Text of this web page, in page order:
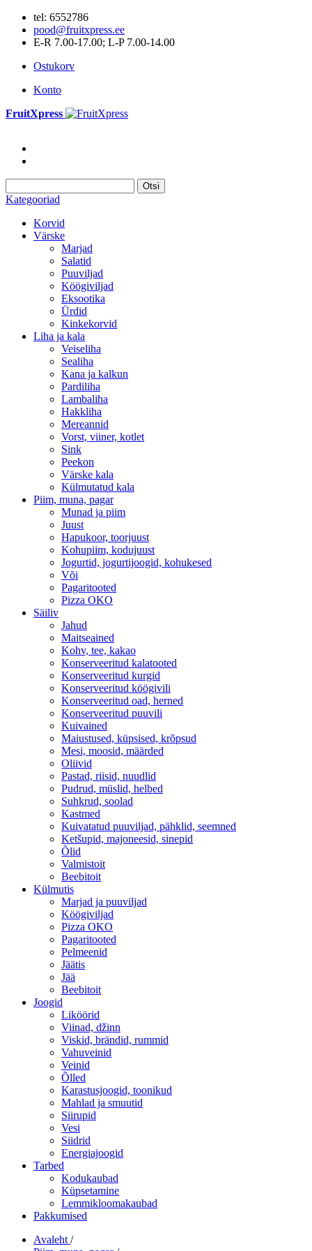
tel: 6552786
pood@fruitxpress.ee
E-R 7.00-17.00; L-P 7.00-14.00
Ostukorv
Konto
FruitXpress
Otsi
Kategooriad
Korvid
Värske
Marjad
Salatid
Puuviljad
Köögiviljad
Eksootika
Ürdid
Kinkekorvid
Liha ja kala
Veiseliha
Sealiha
Kana ja kalkun
Pardiliha
Lambaliha
Hakkliha
Mereannid
Vorst, viiner, kotlet
Sink
Peekon
Värske kala
Külmutatud kala
Piim, muna, pagar
Munad ja piim
Juust
Hapukoor, toorjuust
Kohupiim, kodujuust
Jogurtid, jogurtijoogid, kohukesed
Või
Pagaritooted
Pizza OKO
Säiliv
Jahud
Maitseained
Kohv, tee, kakao
Konserveeritud kalatooted
Konserveeritud kurgid
Konserveeritud köögivili
Konserveeritud oad, herned
Konserveeritud puuvili
Kuivained
Maiustused, küpsised, krõpsud
Mesi, moosid, määrded
Oliivid
Pastad, riisid, nuudlid
Pudrud, müslid, helbed
Suhkrud, soolad
Kastmed
Kuivatatud puuviljad, pähklid, seemned
Ketšupid, majoneesid, sinepid
Õlid
Valmistoit
Beebitoit
Külmutis
Marjad ja puuviljad
Köögiviljad
Pizza OKO
Pagaritooted
Pelmeenid
Jäätis
Jää
Beebitoit
Joogid
Liköörid
Viinad, džinn
Viskid, brändid, rummid
Vahuveinid
Veinid
Õlled
Karastusjoogid, toonikud
Mahlad ja smuutid
Siirupid
Vesi
Siidrid
Energiajoogid
Tarbed
Kodukaubad
Küpsetamine
Lemmikloomakaubad
Pakkumised
Avaleht /